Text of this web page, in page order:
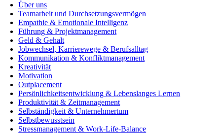
Über uns
Teamarbeit und Durchsetzungsvermögen
Empathie & Emotionale Intelligenz
Führung & Projektmanagement
Geld & Gehalt
Jobwechsel, Karrierewege & Berufsalltag
Kommunikation & Konfliktmanagement
Kreativität
Motivation
Outplacement
Persönlichkeitsentwicklung & Lebenslanges Lernen
Produktivität & Zeitmanagement
Selbständigkeit & Unternehmertum
Selbstbewusstsein
Stressmanagement & Work-Life-Balance